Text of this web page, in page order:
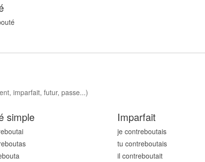
é
imparfait, futur, passe...)
simple
ai
as
a
Imparfait
je contreboutais
tu contreboutais
il contreboutait